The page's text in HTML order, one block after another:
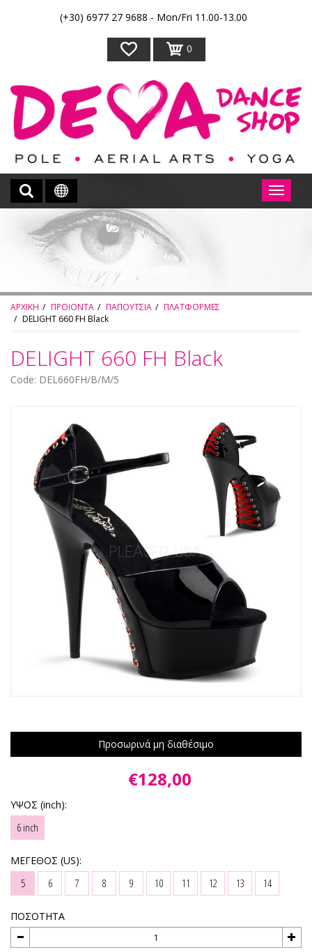
(+30) 6977 27 9688 - Mon/Fri 11.00-13.00
0
ΑΡΧΙΚΗ ΠΡΟΙΟΝΤΑ ΠΑΠΟΥΤΣΙΑ
ΠΛΑΤΦΟΡΜΕΣ
DELIGHT 660 FH Black
DELIGHT 660 FH Black
Code: DEL660FH/B/M/5
Προσωρινά μη διαθέσιμο
€128,00
ΥΨΟΣ (inch):
6 inch
ΜΕΓΕΘΟΣ (US):
5 6 7 8 9 10 11 12 13 14
ΠΟΣΟΤΗΤΑ